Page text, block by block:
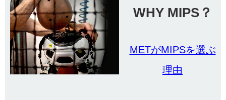
WHY MIPS？
METがMIPSを選ぶ
理由